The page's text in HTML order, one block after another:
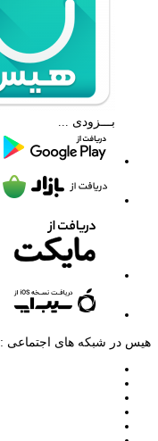
بـــزودی ...
هیس در شبکه های اجتماعی :